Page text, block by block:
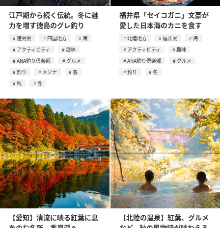
江戸期から続く伝統。冬に魅
力を増す徳島のグレ釣り
徳島県 四国地方
海
アクティビティ
趣味
ANA釣り倶楽部
グルメ
釣り
メジナ
春
秋
冬
福井県「セイコガニ」文豪が
愛した日本海のカニを食す
北陸地方 福井県
海
アクティビティ
趣味
ANA釣り倶楽部
グルメ
釣り
冬
【愛知】清流に映る紅葉に息
【北陸の温泉】紅葉、グルメ